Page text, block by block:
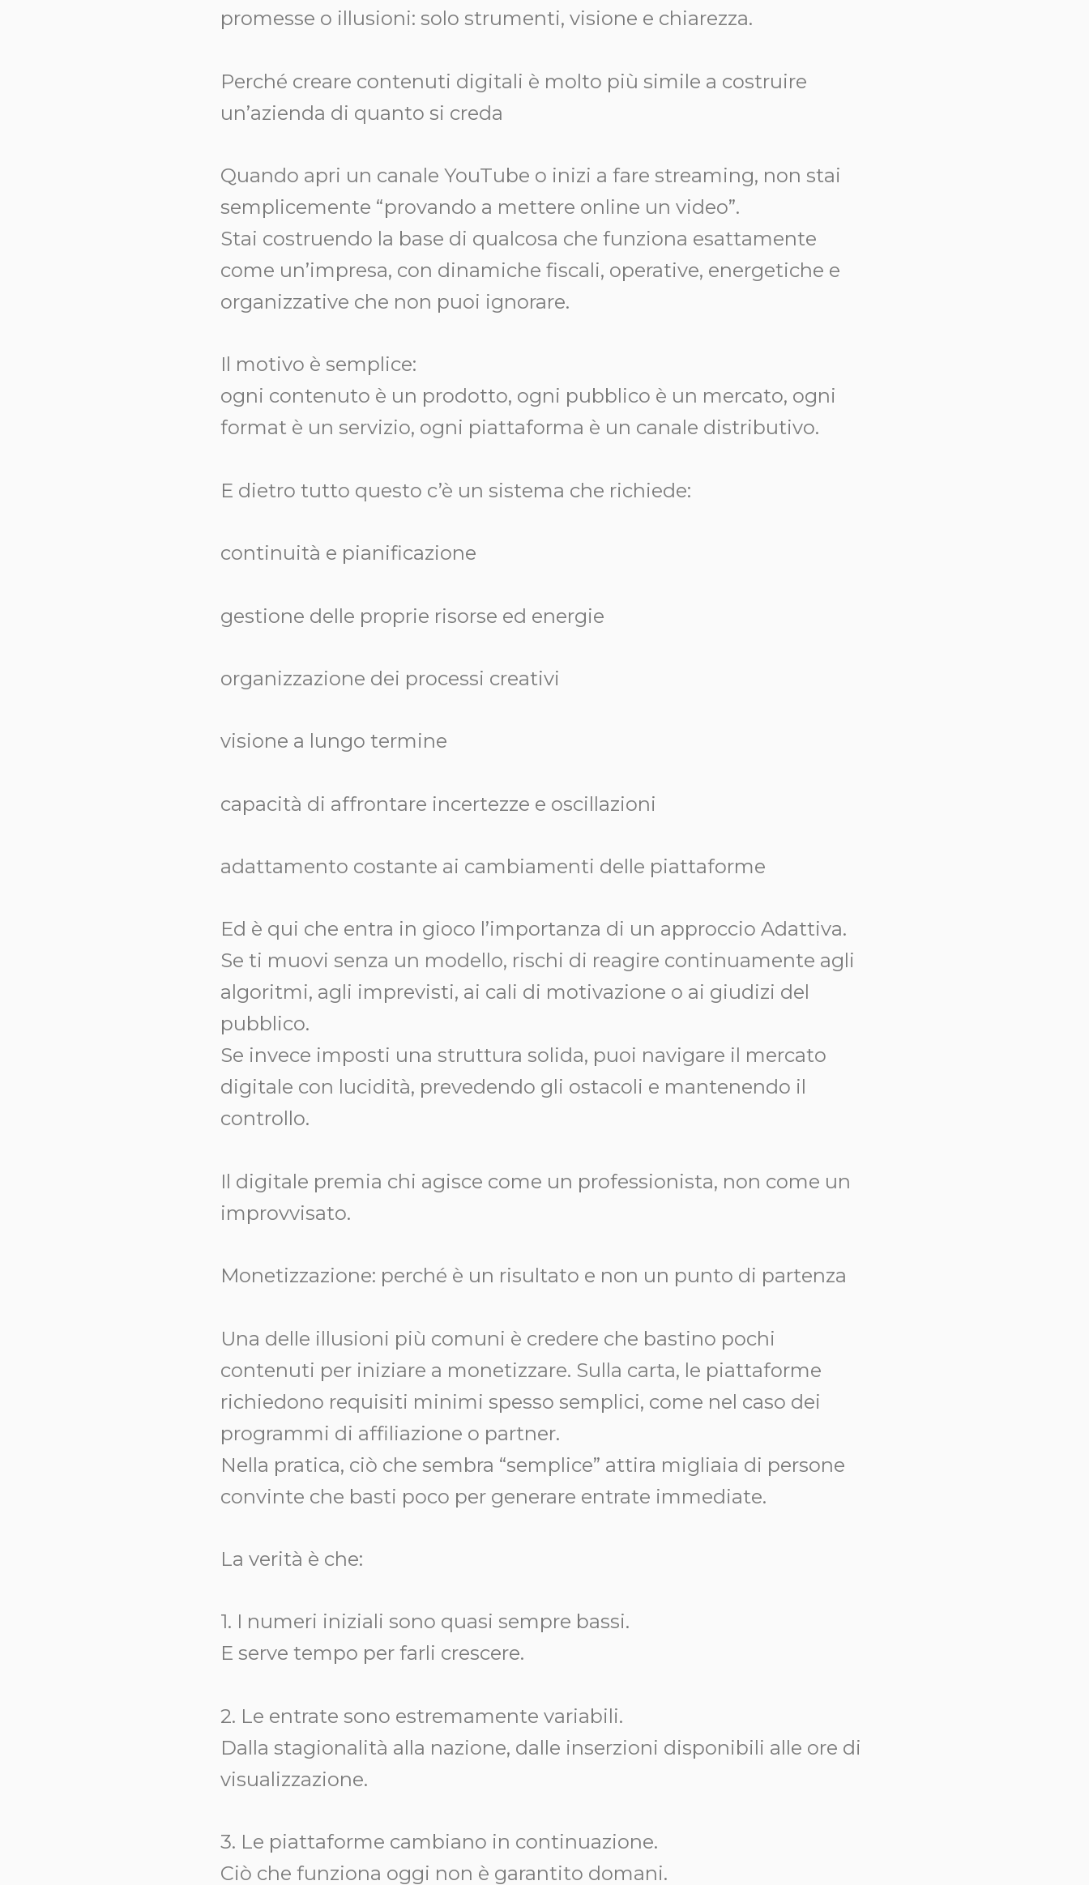
promesse o illusioni: solo strumenti, visione e chiarezza.
Perché creare contenuti digitali è molto più simile a costruire
un’azienda di quanto si creda
Quando apri un canale YouTube o inizi a fare streaming, non stai
semplicemente “provando a mettere online un video”.
Stai costruendo la base di qualcosa che funziona esattamente
come un’impresa, con dinamiche fiscali, operative, energetiche e
organizzative che non puoi ignorare.
Il motivo è semplice:
ogni contenuto è un prodotto, ogni pubblico è un mercato, ogni
format è un servizio, ogni piattaforma è un canale distributivo.
E dietro tutto questo c’è un sistema che richiede:
continuità e pianificazione
gestione delle proprie risorse ed energie
organizzazione dei processi creativi
visione a lungo termine
capacità di affrontare incertezze e oscillazioni
adattamento costante ai cambiamenti delle piattaforme
Ed è qui che entra in gioco l’importanza di un approccio Adattiva.
Se ti muovi senza un modello, rischi di reagire continuamente agli
algoritmi, agli imprevisti, ai cali di motivazione o ai giudizi del
pubblico.
Se invece imposti una struttura solida, puoi navigare il mercato
digitale con lucidità, prevedendo gli ostacoli e mantenendo il
controllo.
Il digitale premia chi agisce come un professionista, non come un
improvvisato.
Monetizzazione: perché è un risultato e non un punto di partenza
Una delle illusioni più comuni è credere che bastino pochi
contenuti per iniziare a monetizzare. Sulla carta, le piattaforme
richiedono requisiti minimi spesso semplici, come nel caso dei
programmi di affiliazione o partner.
Nella pratica, ciò che sembra “semplice” attira migliaia di persone
convinte che basti poco per generare entrate immediate.
La verità è che:
1. I numeri iniziali sono quasi sempre bassi.
E serve tempo per farli crescere.
2. Le entrate sono estremamente variabili.
Dalla stagionalità alla nazione, dalle inserzioni disponibili alle ore di
visualizzazione.
3. Le piattaforme cambiano in continuazione.
Ciò che funziona oggi non è garantito domani.